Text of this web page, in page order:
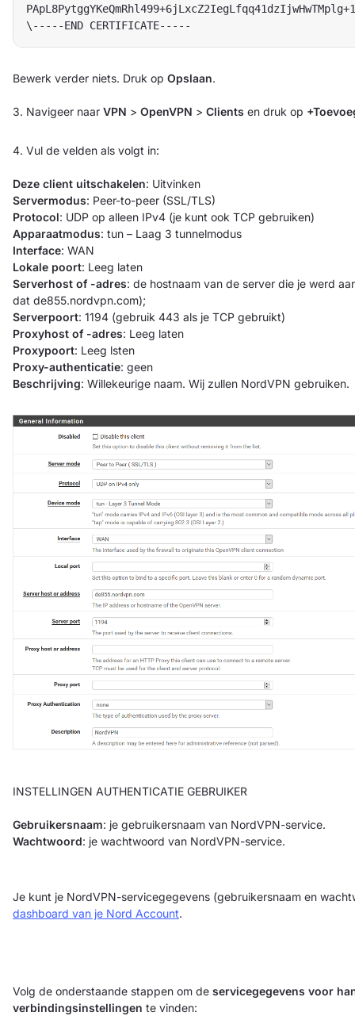
Bewerk verder niets. Druk op Opslaan.
3. Navigeer naar VPN > OpenVPN > Clients en druk op
4. Vul de velden als volgt in:
Deze client uitschakelen: Uitvinken
Servermodus: Peer-to-peer (SSL/TLS)
Protocol: UDP op alleen IPv4 (je kunt ook TCP gebruiken)
Apparaatmodus: tun – Laag 3 tunnelmodus
Interface: WAN
Lokale poort: Leeg laten
Serverhost of -adres: de hostnaam van de server die je werd
dat de855.nordvpn.com);
Serverpoort: 1194 (gebruik 443 als je TCP gebruikt)
Proxyhost of -adres: Leeg laten
Proxypoort: Leeg lsten
Proxy-authenticatie: geen
Beschrijving: Willekeurige naam. Wij zullen NordVPN gebruiken.
INSTELLINGEN AUTHENTICATIE GEBRUIKER
Gebruikersnaam: je gebruikersnaam van NordVPN-service.
Wachtwoord: je wachtwoord van NordVPN-service.
Je kunt je NordVPN-servicegegevens (gebruikersnaam en
dashboard van je Nord Account.
Volg de onderstaande stappen om de servicegegevens voor
verbindingsinstellingen te vinden: